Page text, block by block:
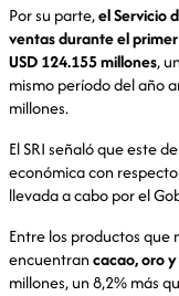
Por su parte,el Servicio
ventas durante el
USD 124.155 millones,
mismo período del año
millones.
El SRI señaló que este
económica con
llevada a cabo por el
Entre los productos
encuentrancacao, oro
millones, un 8,2% más